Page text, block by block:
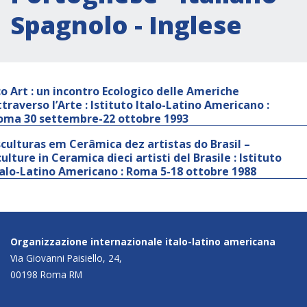
Spagnolo - Inglese
Art : un incontro Ecologico delle Americhe
l’Arte : Istituto Italo-Latino Americano :
30 settembre-22 ottobre 1993
em Cerâmica dez artistas do Brasil –
in Ceramica dieci artisti del Brasile : Istituto
Latino Americano : Roma 5-18 ottobre 1988
Organizzazione internazionale italo-latino americana
Via Giovanni Paisiello, 24,
00198 Roma RM